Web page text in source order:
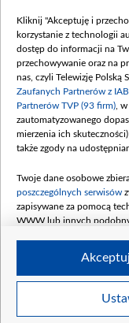
Kliknij "Akceptuję i
korzystanie z technologii
dostęp do informacji na
przechowywanie oraz na
nas, czyli Telewizję Polską
Zaufanych Partnerów z
Partnerów TVP (93 firm) ,
zautomatyzowanego
mierzenia ich
także zgody na
Twoje dane osobowe
poszczególnych serwisów
zapisywane za pomocą
WWW lub innych
Twoje dane osobowe